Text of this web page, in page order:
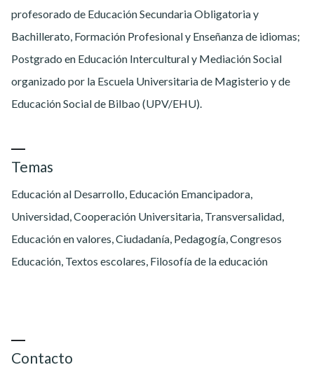
profesorado de Educación Secundaria Obligatoria y
Bachillerato, Formación Profesional y Enseñanza de idiomas;
Postgrado en Educación Intercultural y Mediación Social
organizado por la Escuela Universitaria de Magisterio y de
Educación Social de Bilbao (UPV/EHU).
Temas
Educación al Desarrollo, Educación Emancipadora,
Universidad, Cooperación Universitaria, Transversalidad,
Educación en valores, Ciudadanía, Pedagogía, Congresos
Educación, Textos escolares, Filosofía de la educación
Contacto